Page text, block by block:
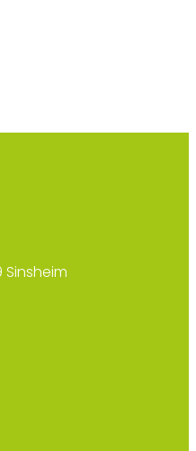
Sinsheim